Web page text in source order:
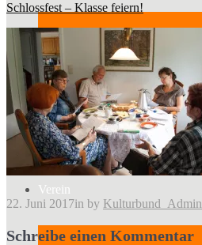
Veranstaltungen
Kategorien
Verein
Schlossfest – Klasse feiern!
22. Juni 2017in by Kulturbund_Admin
Schreibe einen Kommentar